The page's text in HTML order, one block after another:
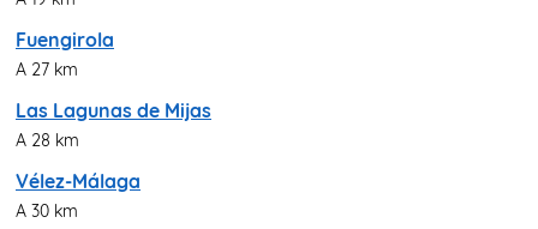
Fuengirola
A 27 km
Las Lagunas de Mijas
A 28 km
Vélez-Málaga
A 30 km